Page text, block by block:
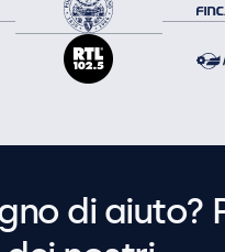
di aiuto?